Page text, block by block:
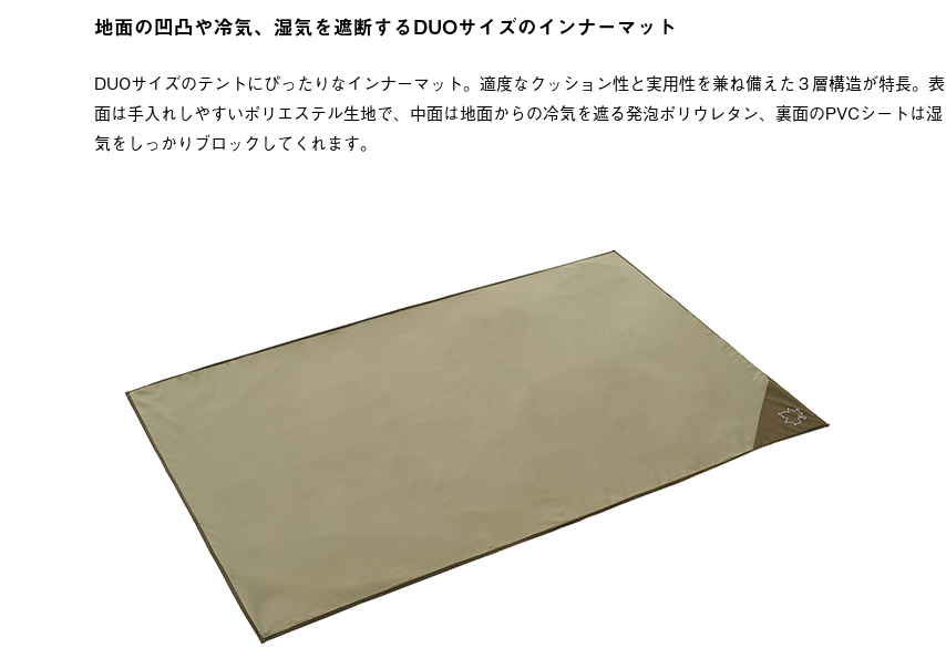
地面の凹凸や冷気、湿気を遮断するDUOサイズのインナーマット
DUOサイズのテントにぴったりなインナーマット。適度なクッション性と実用性を兼ね備えた３層構造が特長。表
面は手入れしやすいポリエステル生地で、中面は地面からの冷気を遮る発泡ポリウレタン、裏面のPVCシートは湿
気をしっかりブロックしてくれます。